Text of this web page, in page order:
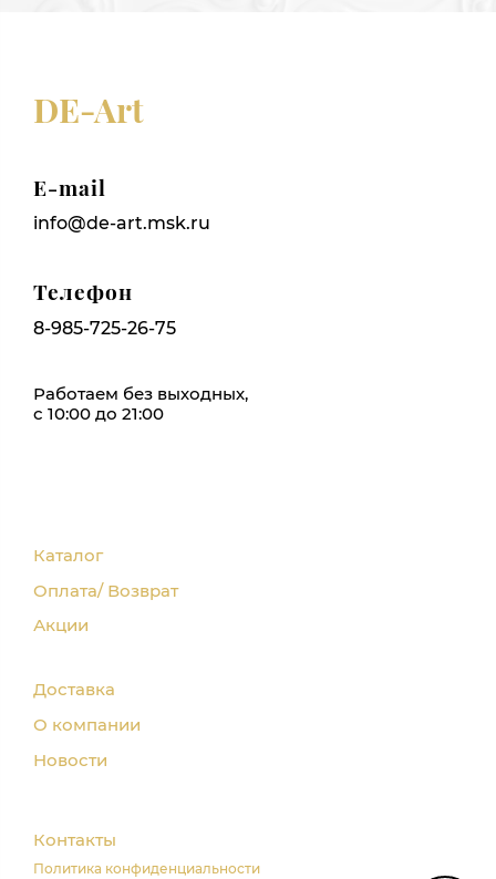
DE-Art
E-mail
info@de-art.msk.ru
Телефон
8-985-725-26-75
Работаем без выходных,
с 10:00 до 21:00
Каталог
Оплата/ Возврат
Акции
Доставка
О компании
Новости
Контакты
Политика конфиденциальности